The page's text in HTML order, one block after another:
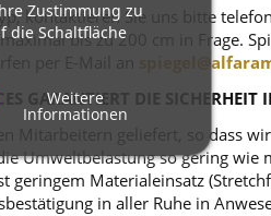
kontaktieren Sie uns bitte
bis zu 200 cm in Frage.
per E-Mail an
GARANTIERT DIE SICHERHEIT
Mitarbeitern geliefert, so dass
Umweltbelastung so gering wie
Materialeinsatz
in aller Ruhe in
Zustimmung zu
die Schaltfläche
Weitere
Informationen